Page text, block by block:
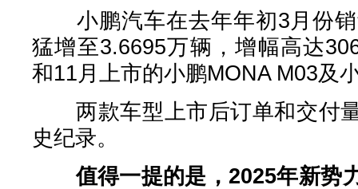
小鹏汽车在去年年初3月份销
猛增至3.6695万辆，增幅高达
和11月上市的小鹏MONA M03及
两款车型上市后订单和交付
史纪录。
值得一提的是，2025年新势